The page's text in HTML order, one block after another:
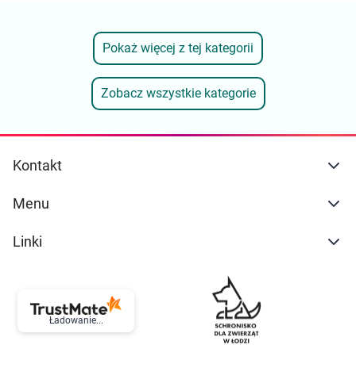
Zobacz wszystkie kategorie
Pokaż więcej z tej kategorii
Kontakt
Menu
Linki
Ładowanie...